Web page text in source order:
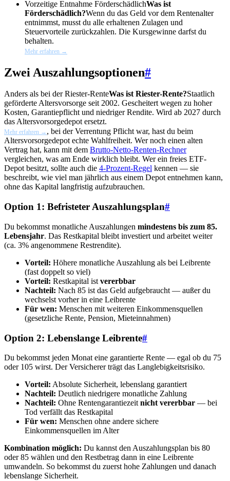
Vorzeitige Entnahme FörderschädlichWas ist
Förderschädlich?Wenn du das Geld vor dem Rentenalter
entnimmst, musst du alle erhaltenen Zulagen und
Steuervorteile zurückzahlen. Die Kursgewinne darfst du
behalten.
Mehr erfahren →
Zwei Auszahlungsoptionen#
Anders als bei derRiester-RenteWas ist Riester-Rente?Staatlich
geförderte Altersvorsorge seit 2002. Gescheitert wegen zu hoher
Kosten, Garantiepflicht und niedriger Rendite. Wird ab 2027 durch
das Altersvorsorgedepot ersetzt.
Mehr erfahren → , bei der Verrentung Pflicht war, hast du beim
Altersvorsorgedepot echte Wahlfreiheit. Wer noch einen alten
Vertrag hat, kann mit dem Brutto-Netto-Renten-Rechner
vergleichen, was am Ende wirklich bleibt. Wer ein freies ETF-
Depot besitzt, sollte auch die 4-Prozent-Regel kennen — sie
beschreibt, wie viel man jährlich aus einem Depot entnehmen kann,
ohne das Kapital langfristig aufzubrauchen.
Option 1: Befristeter Auszahlungsplan#
Du bekommst monatliche Auszahlungen mindestens bis zum 85.
Lebensjahr. Das Restkapital bleibt investiert und arbeitet weiter
(ca. 3% angenommene Restrendite).
Vorteil: Höhere monatliche Auszahlung als bei Leibrente
(fast doppelt so viel)
Vorteil: Restkapital ist vererbbar
Nachteil: Nach 85 ist das Geld aufgebraucht — außer du
wechselst vorher in eine Leibrente
Für wen: Menschen mit weiteren Einkommensquellen
(gesetzliche Rente, Pension, Mieteinnahmen)
Option 2: Lebenslange Leibrente#
Du bekommst jeden Monat eine garantierte Rente — egal ob du 75
oder 105 wirst. Der Versicherer trägt das Langlebigkeitsrisiko.
Vorteil: Absolute Sicherheit, lebenslang garantiert
Nachteil: Deutlich niedrigere monatliche Zahlung
Nachteil: Ohne Rentengarantiezeit nicht vererbbar — bei
Tod verfällt das Restkapital
Für wen: Menschen ohne andere sichere
Einkommensquellen im Alter
Kombination möglich: Du kannst den Auszahlungsplan bis 80
oder 85 wählen und den Restbetrag dann in eine Leibrente
umwandeln. So bekommst du zuerst hohe Zahlungen und danach
lebenslange Sicherheit.